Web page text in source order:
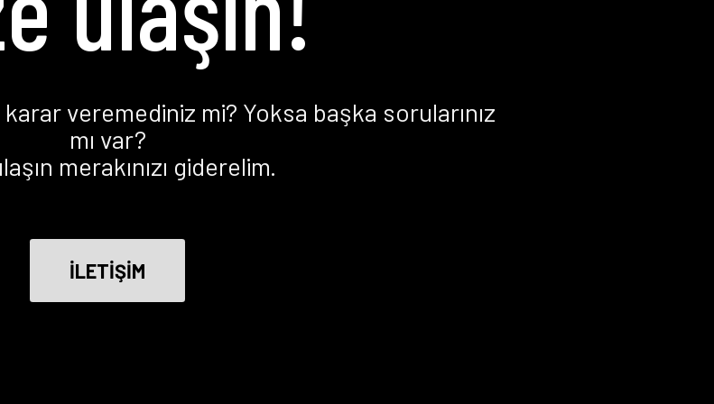
veremediniz mi? Yoksa başka sorularınız
mı var?
merakınızı giderelim.
İLETİŞİM